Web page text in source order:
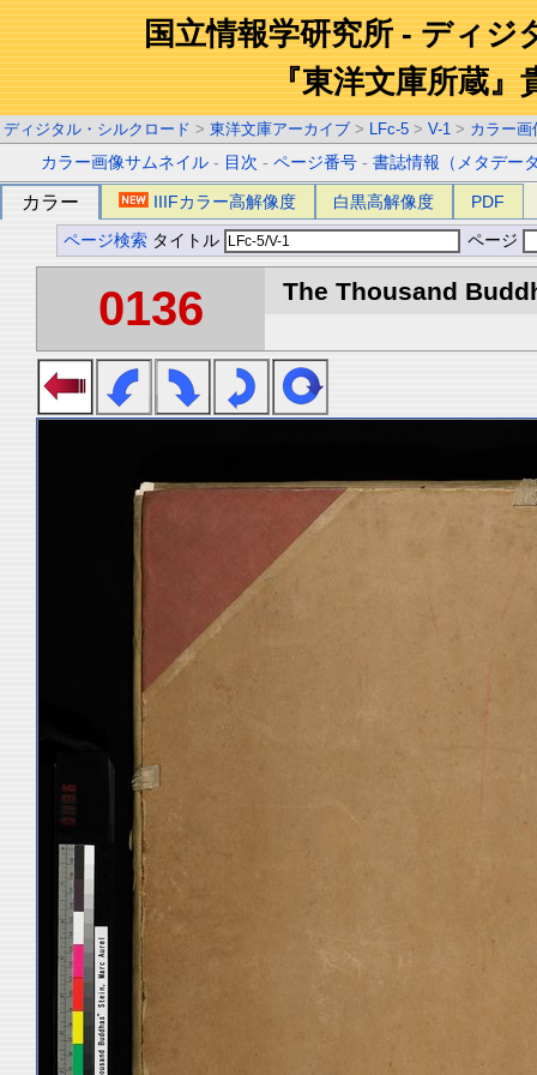
国立情報学研究所 - ディジ
『東洋文庫所蔵』
ディジタル・シルクロード > 東洋文庫アーカイブ > LFc-5 > V-1 > カラー画
カラー画像サムネイル - 目次 -ページ番号 -書誌情報（メタデー
カラー IIIFカラー高解像度 白黒高解像度 PDF
ページ検索 タイトル ページ
0136 The Thousand